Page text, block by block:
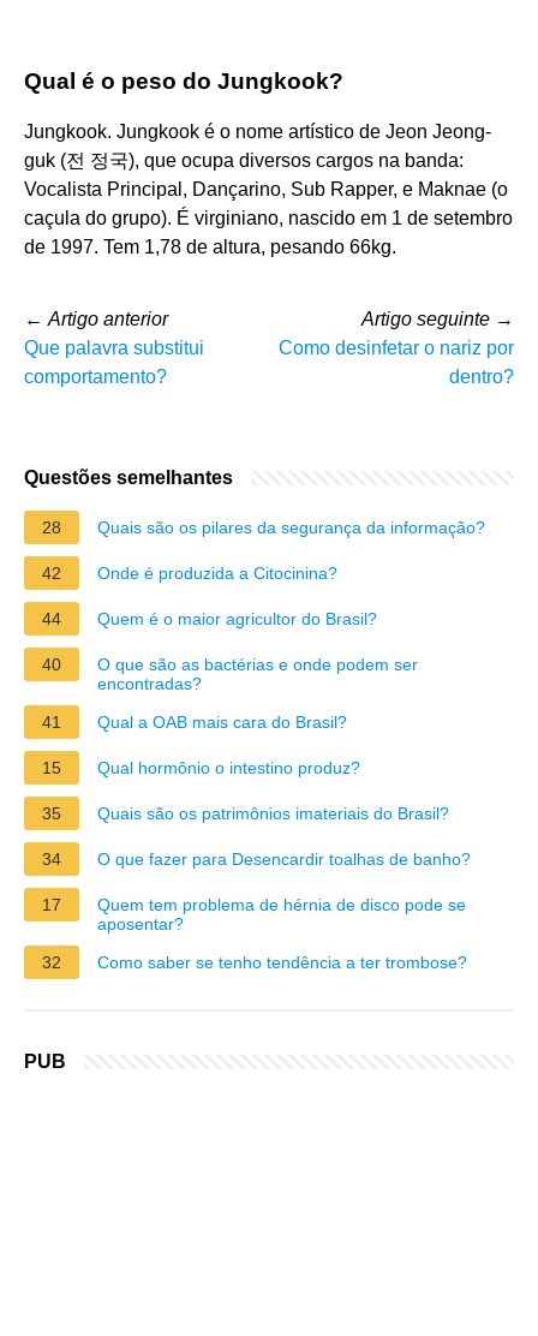
Qual é o peso do Jungkook?
Jungkook. Jungkook é o nome artístico de Jeon Jeong-
guk (전 정국), que ocupa diversos cargos na banda:
Vocalista Principal, Dançarino, Sub Rapper, e Maknae (o
caçula do grupo). É virginiano, nascido em 1 de setembro
de 1997. Tem 1,78 de altura, pesando 66kg.
← Artigo anterior
Que palavra substitui
comportamento?
Artigo seguinte →
Como desinfetar o nariz por
dentro?
Questões semelhantes
28 Quais são os pilares da segurança da informação?
42 Onde é produzida a Citocinina?
44 Quem é o maior agricultor do Brasil?
40
O que são as bactérias e onde podem ser
encontradas?
41
Qual a OAB mais cara do Brasil?
15 Qual hormônio o intestino produz?
35 Quais são os patrimônios imateriais do Brasil?
34 O que fazer para Desencardir toalhas de banho?
17
Quem tem problema de hérnia de disco pode se
aposentar?
32
Como saber se tenho tendência a ter trombose?
PUB